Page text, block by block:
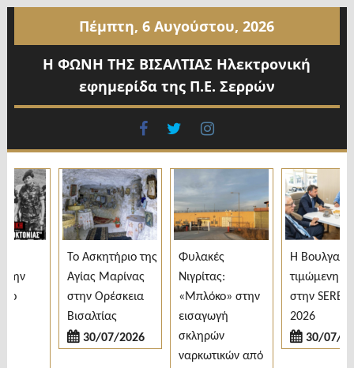
περιεχόμενο
Πέμπτη, 6 Αυγούστου, 2026
Η ΦΩΝΗ ΤΗΣ ΒΙΣΑΛΤΙΑΣ Ηλεκτρονική
εφημερίδα της Π.Ε. Σερρών
facebook
twitter
Το Ασκητήριο της
Αγίας Μαρίνας
στην Ορέσκεια
Βισαλτίας
30/07/2026
Φυλακές
Νιγρίτας:
«Μπλόκο» στην
εισαγωγή
σκληρών
ναρκωτικών από
H Βουλγαρία
τιμώμενη χώρα
στην SEREXPO
2026
30/07/2026